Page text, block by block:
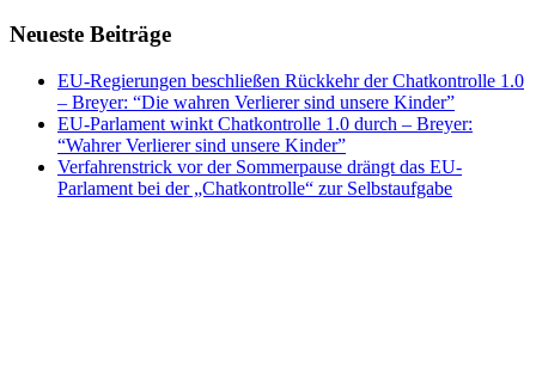
Neueste Beiträge
EU-Regierungen beschließen Rückkehr der Chatkontrolle 1.0
– Breyer: “Die wahren Verlierer sind unsere Kinder”
EU-Parlament winkt Chatkontrolle 1.0 durch – Breyer:
“Wahrer Verlierer sind unsere Kinder”
Verfahrenstrick vor der Sommerpause drängt das EU-
Parlament bei der „Chatkontrolle“ zur Selbstaufgabe